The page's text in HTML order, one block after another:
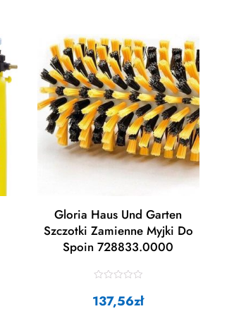
Gloria Haus Und Garten
Szczotki Zamienne Myjki Do
Spoin 728833.0000
a
t
137,56zł